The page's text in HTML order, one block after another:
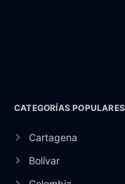
CATEGORÍAS POPULARES
Cartagena
Bolívar